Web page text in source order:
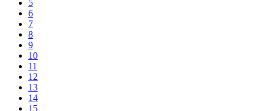
5
6
7
8
9
10
11
12
13
14
15